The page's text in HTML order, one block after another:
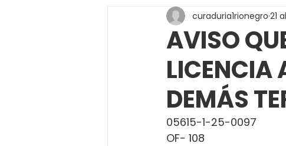
AVISO
LICENCIA
DEMÁS
curaduria1rionegro 21
05615-1-25-0097
OF- 108